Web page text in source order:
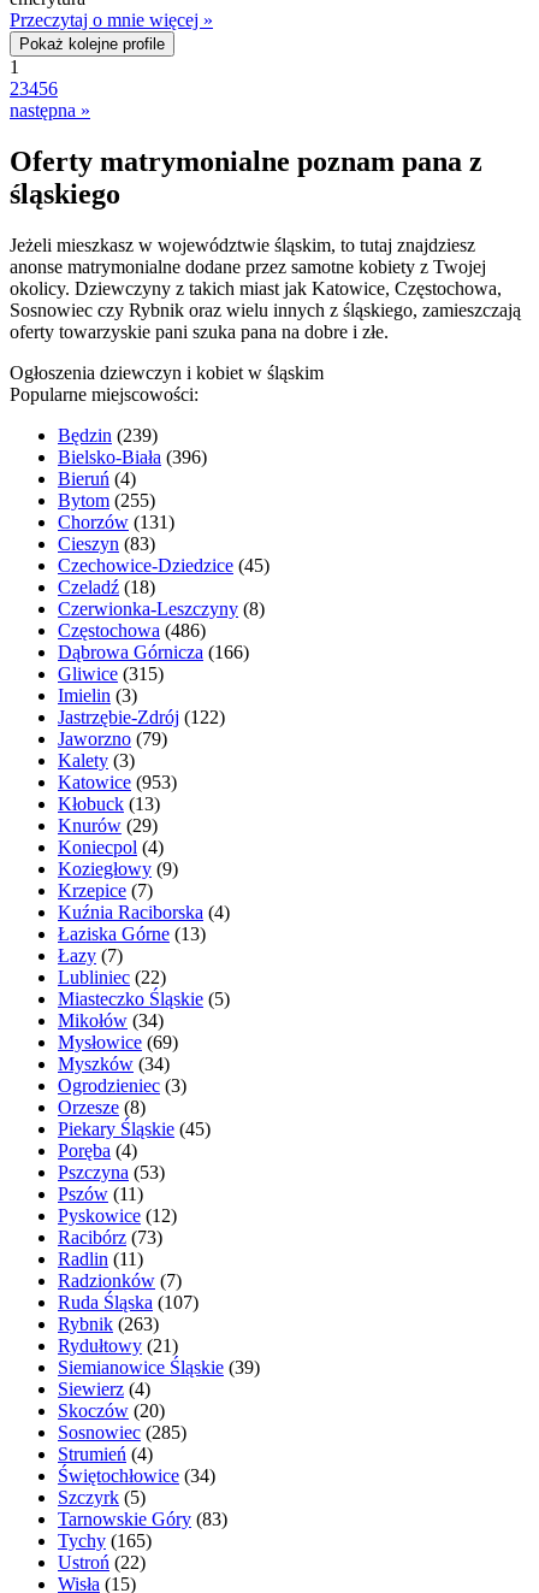
Przeczytaj o mnie więcej »
Pokaż kolejne profile
1
23456
następna »
Oferty matrymonialne poznam pana z
śląskiego
Jeżeli mieszkasz w województwie śląskim, to tutaj znajdziesz
anonse matrymonialne dodane przez samotne kobiety z Twojej
okolicy. Dziewczyny z takich miast jak Katowice, Częstochowa,
Sosnowiec czy Rybnik oraz wielu innych z śląskiego, zamieszczają
oferty towarzyskie pani szuka pana na dobre i złe.
Ogłoszenia dziewczyn i kobiet w śląskim
Popularne miejscowości:
Będzin (239)
Bielsko-Biała (396)
Bieruń (4)
Bytom (255)
Chorzów (131)
Cieszyn (83)
Czechowice-Dziedzice (45)
Czeladź (18)
Czerwionka-Leszczyny (8)
Częstochowa (486)
Dąbrowa Górnicza (166)
Gliwice (315)
Imielin (3)
Jastrzębie-Zdrój (122)
Jaworzno (79)
Kalety (3)
Katowice (953)
Kłobuck (13)
Knurów (29)
Koniecpol (4)
Koziegłowy (9)
Krzepice (7)
Kuźnia Raciborska (4)
Łaziska Górne (13)
Łazy (7)
Lubliniec (22)
Miasteczko Śląskie (5)
Mikołów (34)
Mysłowice (69)
Myszków (34)
Ogrodzieniec (3)
Orzesze (8)
Piekary Śląskie (45)
Poręba (4)
Pszczyna (53)
Pszów (11)
Pyskowice (12)
Racibórz (73)
Radlin (11)
Radzionków (7)
Ruda Śląska (107)
Rybnik (263)
Rydułtowy (21)
Siemianowice Śląskie (39)
Siewierz (4)
Skoczów (20)
Sosnowiec (285)
Strumień (4)
Świętochłowice (34)
Szczyrk (5)
Tarnowskie Góry (83)
Tychy (165)
Ustroń (22)
Wisła (15)